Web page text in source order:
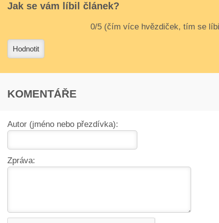
Jak se vám líbil článek?
Hodnotit
KOMENTÁŘE
Autor (jméno nebo přezdívka):
Zpráva: